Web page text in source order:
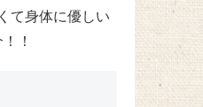
て身体に優しい
！